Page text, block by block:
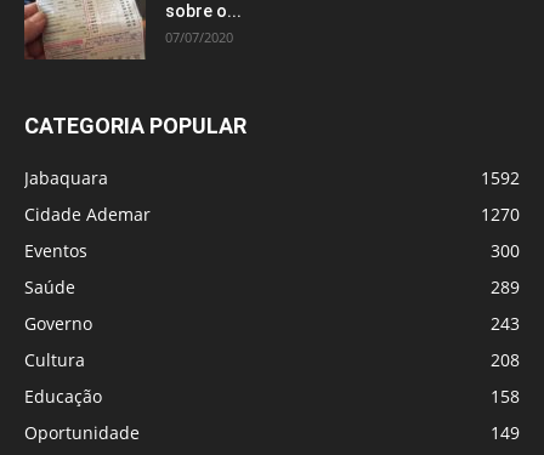
sobre o...
07/07/2020
CATEGORIA POPULAR
Jabaquara
1592
Cidade Ademar
1270
Eventos
300
Saúde
289
Governo
243
Cultura
208
Educação
158
Oportunidade
149